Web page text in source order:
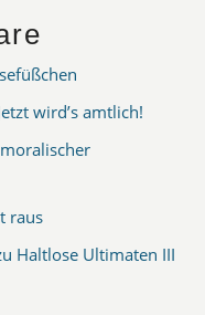
wird’s amtlich!
raus
Haltlose Ultimaten III